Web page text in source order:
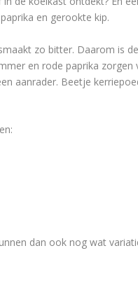
en gerookte kip.
zo bitter. Daarom is
en rode paprika
aanrader. Beetje
dan ook nog wat